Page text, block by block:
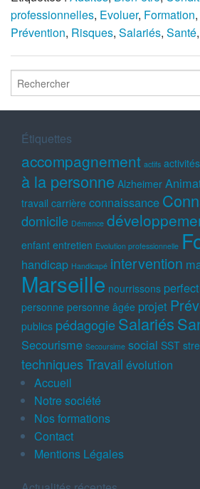
professionnelles, Evoluer, Formation,
Prévention, Risques, Salariés, Santé,
Étiquettes
accompagnement actifs activités
à la personne Alzheimer
travail carrière connaissance
domicile Démence
enfant entretien Evolution professionnelle
handicap Handicapé intervention
Marseille nourrissons
personne personne âgée projet
publics pédagogieSalariés
Secourisme Secoursime social SST
techniquesTravail évolution
Accueil
Notre société
Nos formations
Contact
Mentions Légales